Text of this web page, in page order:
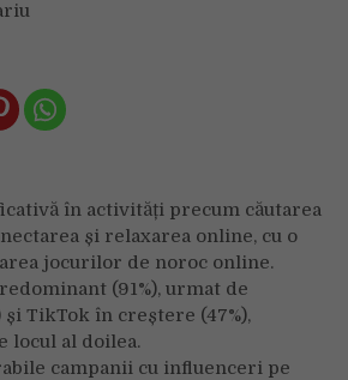
Octombrie
2023:
Social
și
Evoluții
în
Consumul
Online
al
Românilor
în activități precum căutarea
și relaxarea online, cu o
jocurilor de noroc online.
(91%), urmat de
TikTok în creștere (47%),
locul al doilea.
campanii cu influenceri pe